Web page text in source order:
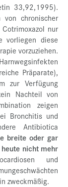
33,92,1995).
von chronischer
nur
vorliegen diese
vorzuziehen.
Präparate),
zur Verfügung
Nachteil von
zeigen
Bronchitis und
Antibiotica
breite oder gar
nicht mehr
und
zweckmäßig.